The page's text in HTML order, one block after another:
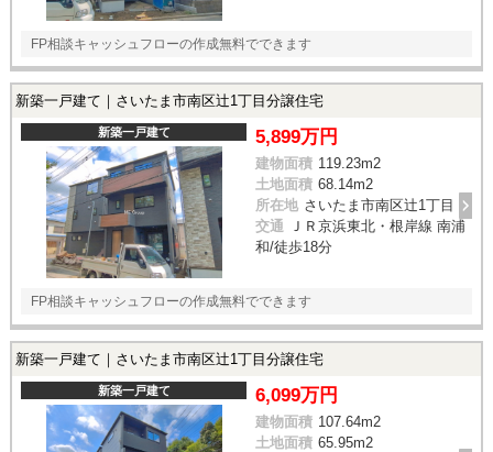
FP相談キャッシュフローの作成無料でできます
新築一戸建て｜さいたま市南区辻1丁目分譲住宅
新築一戸建て 5,899万円
建物面積 119.23m2
土地面積 68.14m2
所在地 さいたま市南区辻1丁目
交通 ＪＲ京浜東北・根岸線 南浦
和/徒歩18分
FP相談キャッシュフローの作成無料でできます
新築一戸建て｜さいたま市南区辻1丁目分譲住宅
新築一戸建て 6,099万円
建物面積 107.64m2
土地面積 65.95m2